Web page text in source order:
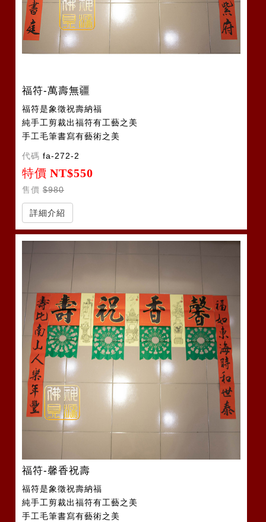
福符-萬壽無疆
福符是象徵祝壽納福
純手工剪裁出福符有工藝之美
手工毛筆書寫有藝術之美
代碼 fa-272-2
特價 NT$550
售價 $980
詳細介紹
福符-馨香祝壽
福符是象徵祝壽納福
純手工剪裁出福符有工藝之美
手工毛筆書寫有藝術之美